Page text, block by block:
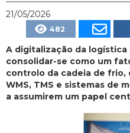
21/05/2026
482
A digitalização da
consolidar-se como um
controlo da cadeia de frio,
WMS, TMS e sistemas de
a assumirem um papel